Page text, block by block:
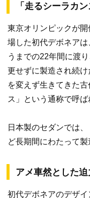
「走るシーラカ
東京オリンピックが
場した初代デボネア
うまでの22年間に渡
更せずに製造され続
を変えず生きてきた
ス」という通称で呼ば
日本製のセダンでは
ど長期間にわたって製
アメ車然とした
初代デボネアのデザ